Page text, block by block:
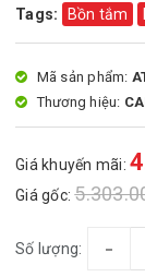
Tags: Bồn tắm
Mã sản phẩm:
Thương hiệu:
Giá khuyến mãi:
Giá gốc:
Số lượng: -